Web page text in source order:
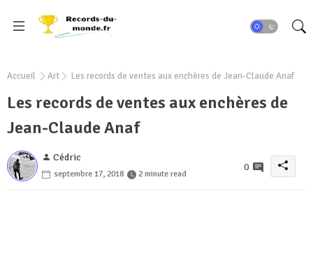
Accueil Art Les records de ventes aux enchères de Jean-Claude Anaf
Les records de ventes aux enchères de
Jean-Claude Anaf
Cédric
septembre 17, 2018 2 minute read
0